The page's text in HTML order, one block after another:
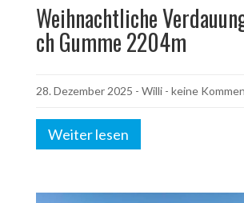
Weihnachtliche
ch Gumme 2204m
28. Dezember 2025 - Willi - keine
Weiter lesen